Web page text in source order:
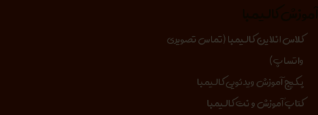
کلاس انلاین کالیمبا (تماس تصویری
واتساپ)
پکیج آموزش ویدئویی کالیمبا
کتاب آموزش و نت کالیمبا